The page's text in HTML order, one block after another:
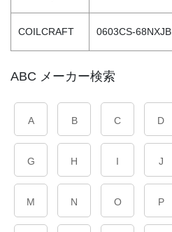
COILCRAFT 0603CS-68NXJB
ABC メーカー検索
A B C D
G H I J
M N O P